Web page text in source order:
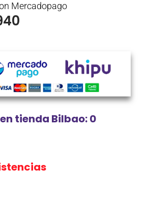
Mercadopago
tienda Bilbao: 0